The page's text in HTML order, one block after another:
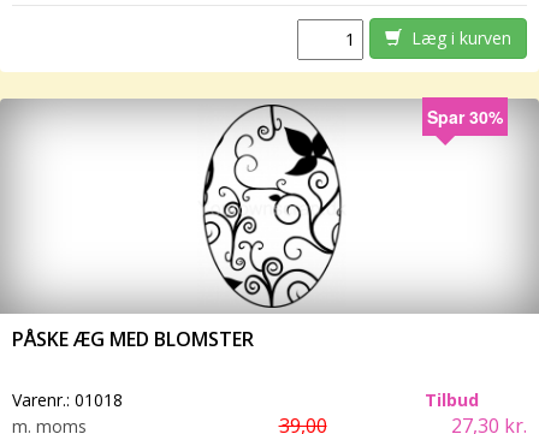
Læg i kurven
Spar 30%
PÅSKE ÆG MED BLOMSTER
Varenr.: 01018
Tilbud
m. moms
39,00 27,30 kr.